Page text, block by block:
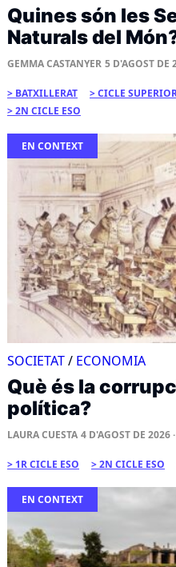
Quines són les
Naturals del
GEMMA CASTANYER 5 D'AGOST DE
BATXILLERAT CICLE
2N CICLE ESO
EN CONTEXT
SOCIETAT/ ECONOMIA
Què és la
política?
LAURA CUESTA 4 D'AGOST DE 2026
1R CICLE ESO 2N CICLE ESO
EN CONTEXT